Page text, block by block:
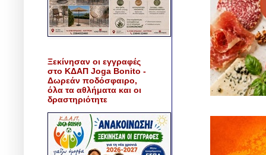
Ξεκίνησαν οι εγγραφές
στο ΚΔΑΠ Joga Bonito -
Δωρεάν ποδόσφαιρο,
όλα τα αθλήματα και οι
δραστηριότητε